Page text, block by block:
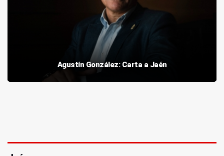
Agustín González: Carta a Jaén